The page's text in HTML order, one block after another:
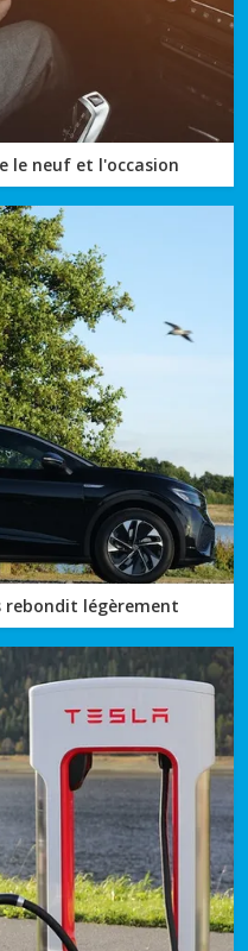
le neuf et l'occasion
rebondit légèrement